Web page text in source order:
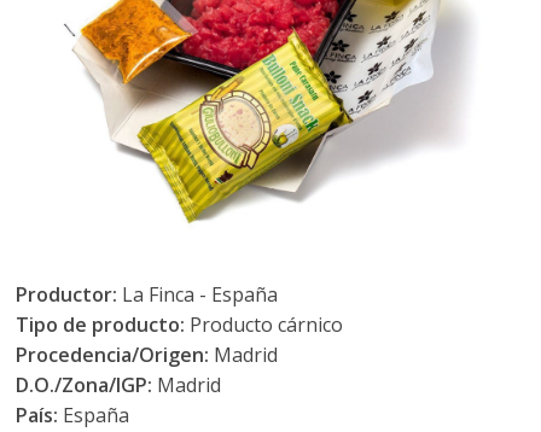
Productor: La Finca - España
Tipo de producto: Producto cárnico
Procedencia/Origen: Madrid
D.O./Zona/IGP: Madrid
País: España